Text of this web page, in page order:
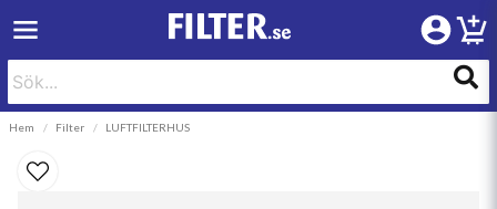
Hem Filter LUFTFILTERHUS